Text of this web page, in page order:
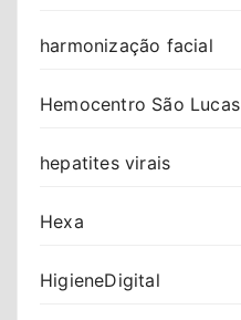
harmonização facial
Hemocentro São Lucas
hepatites virais
Hexa
HigieneDigital